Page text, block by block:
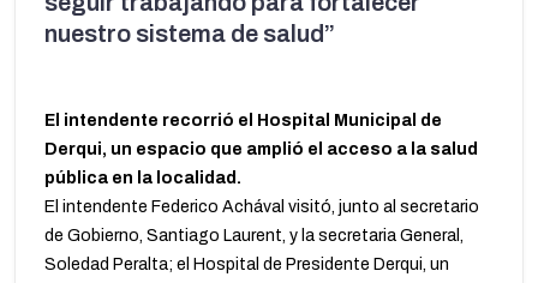
nuestro sistema de salud”
El intendente recorrió el Hospital Municipal de
Derqui, un espacio que amplió el acceso a la salud
pública en la localidad.
El intendente Federico Achával visitó, junto al secretario
de Gobierno, Santiago Laurent, y la secretaria General,
Soledad Peralta; el Hospital de Presidente Derqui, un